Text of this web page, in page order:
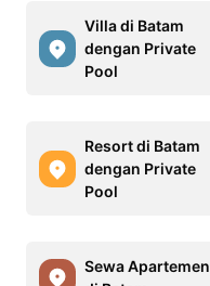
Villa di Batam
dengan Private
Pool
Resort di Batam
dengan Private
Pool
Sewa Apartemen